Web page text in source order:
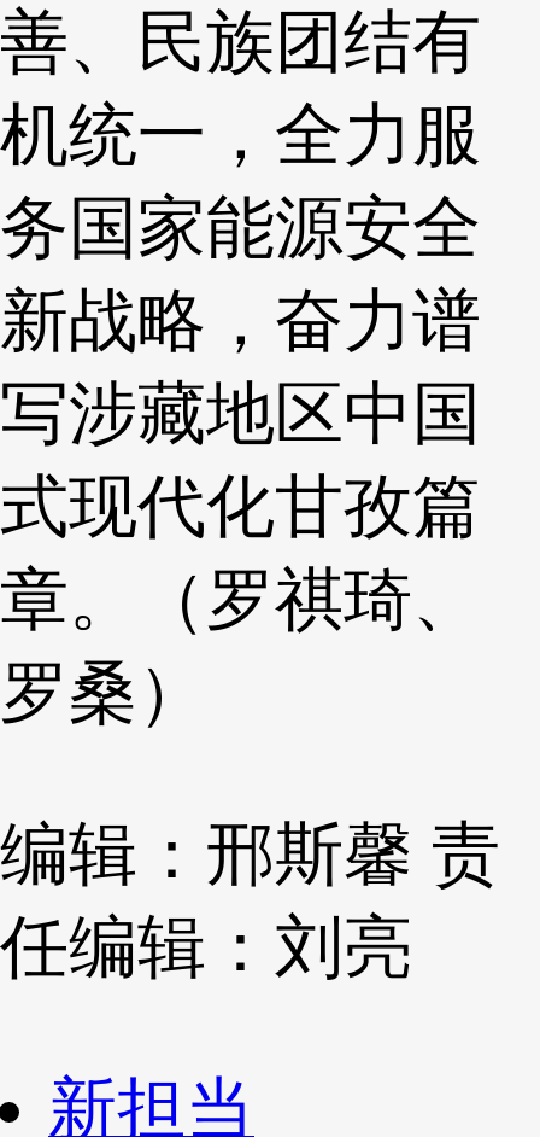
善、民族团结有
机统一，全力服
务国家能源安全
新战略，奋力谱
写涉藏地区中国
式现代化甘孜篇
章。（罗祺琦、
罗桑）
编辑：邢斯馨 责
任编辑：刘亮
新担当